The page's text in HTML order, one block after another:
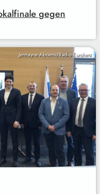
gegen
Jermayne Abrams/Radio Euroherz